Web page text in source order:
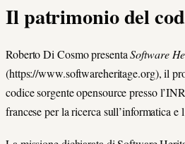
Il patrimonio del
Roberto Di Cosmo presentaSoftware
(https://www.softwareheritage.org), il
codice sorgente opensource presso
francese per la ricerca sull’informatica e